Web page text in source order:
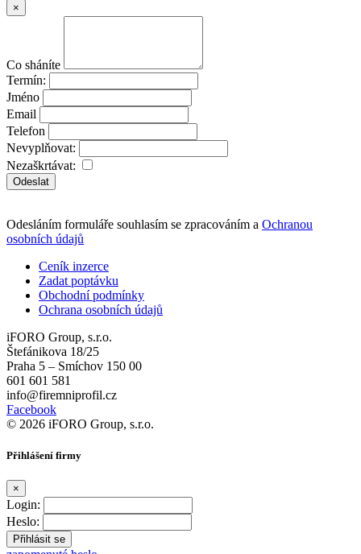
×
Co sháníte
Termín:
Jméno
Email
Telefon
Nevyplňovat:
Nezaškrtávat:
Odeslat
Odesláním formuláře souhlasím se zpracováním a Ochranou
osobních údajů
Ceník inzerce
Zadat poptávku
Obchodní podmínky
Ochrana osobních údajů
iFORO Group, s.r.o.
Štefánikova 18/25
Praha 5 – Smíchov 150 00
601 601 581
info@firemniprofil.cz
Facebook
© 2026 iFORO Group, s.r.o.
Přihlášení firmy
×
Login:
Heslo: